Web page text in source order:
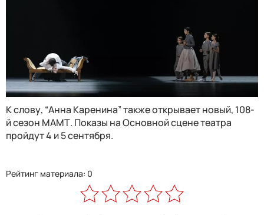
К слову, “Анна Каренина” также открывает новый, 108-
й сезон МАМТ. Показы на Основной сцене театра
пройдут 4 и 5 сентября.
Рейтинг материала: 0